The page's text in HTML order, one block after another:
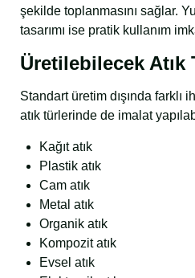
şekilde toplanmasını sağlar.
tasarımı ise pratik kullanım
Üretilebilecek Atık
Standart üretim dışında farklı
atık türlerinde de imalat
Kağıt atık
Plastik atık
Cam atık
Metal atık
Organik atık
Kompozit atık
Evsel atık